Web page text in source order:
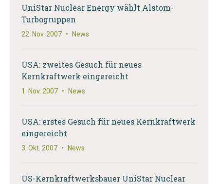
UniStar Nuclear Energy wählt Alstom-
Turbogruppen
22. Nov. 2007 • News
USA: zweites Gesuch für neues
Kernkraftwerk eingereicht
1. Nov. 2007 • News
USA: erstes Gesuch für neues Kernkraftwerk
eingereicht
3. Okt. 2007 • News
US-Kernkraftwerksbauer UniStar Nuclear